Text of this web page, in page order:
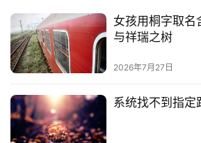
女孩用桐字取名
与祥瑞之树
2026年7月27日
系统找不到指定